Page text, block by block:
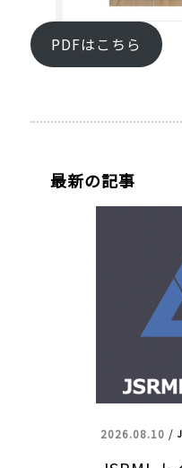
PDFはこちら
最新の記事
2026.08.10 /